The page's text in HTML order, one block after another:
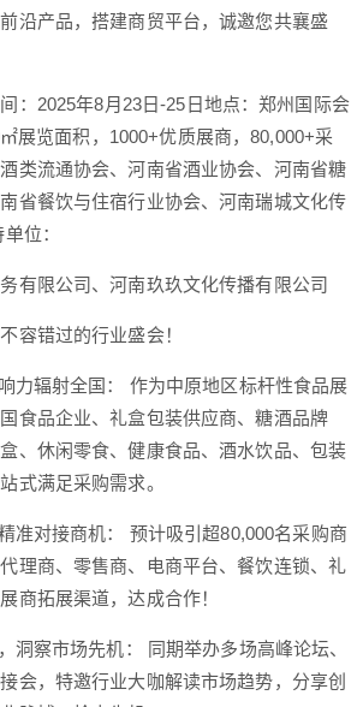
沿产品，搭建商贸平台，诚邀您共襄盛
2025年8月23日-25日地点：郑州国际会
展览面积，1000+优质展商，80,000+采
类流通协会、河南省酒业协会、河南省糖
省餐饮与住宿行业协会、河南瑞城文化传
位：
限公司、河南玖玖文化传播有限公司
错过的行业盛会！
辐射全国： 作为中原地区标杆性食品展
食品企业、礼盒包装供应商、糖酒品牌
、休闲零食、健康食品、酒水饮品、包装
式满足采购需求。
对接商机： 预计吸引超80,000名采购商
理商、零售商、电商平台、餐饮连锁、礼
商拓展渠道，达成合作！
察市场先机： 同期举办多场高峰论坛、
会，特邀行业大咖解读市场趋势，分享创